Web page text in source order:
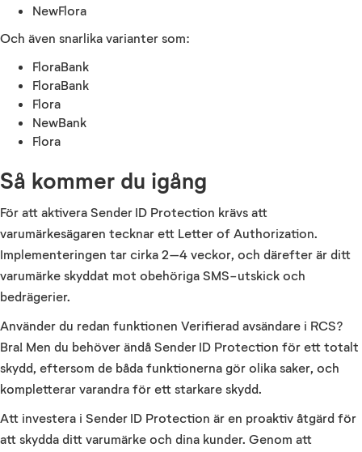
NewFlora
Och även snarlika varianter som:
FloraBank
FloraBank
Flora
NewBank
Flora
Så kommer du igång
För att aktivera Sender ID Protection krävs att
varumärkesägaren tecknar ett Letter of Authorization.
Implementeringen tar cirka 2–4 veckor, och därefter är ditt
varumärke skyddat mot obehöriga SMS-utskick och
bedrägerier.
Använder du redan funktionen Verifierad avsändare i RCS?
Bra! Men du behöver ändå Sender ID Protection för ett totalt
skydd, eftersom de båda funktionerna gör olika saker, och
kompletterar varandra för ett starkare skydd.
Att investera i Sender ID Protection är en proaktiv åtgärd för
att skydda ditt varumärke och dina kunder. Genom att